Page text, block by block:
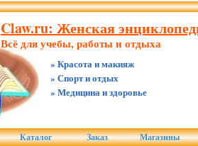
Claw.ru: Женская
Всё для учебы, работы и отдыха
» Красота и макияж
» Спорт и отдых
» Медицина и здоровье
Каталог Заказ Магазины